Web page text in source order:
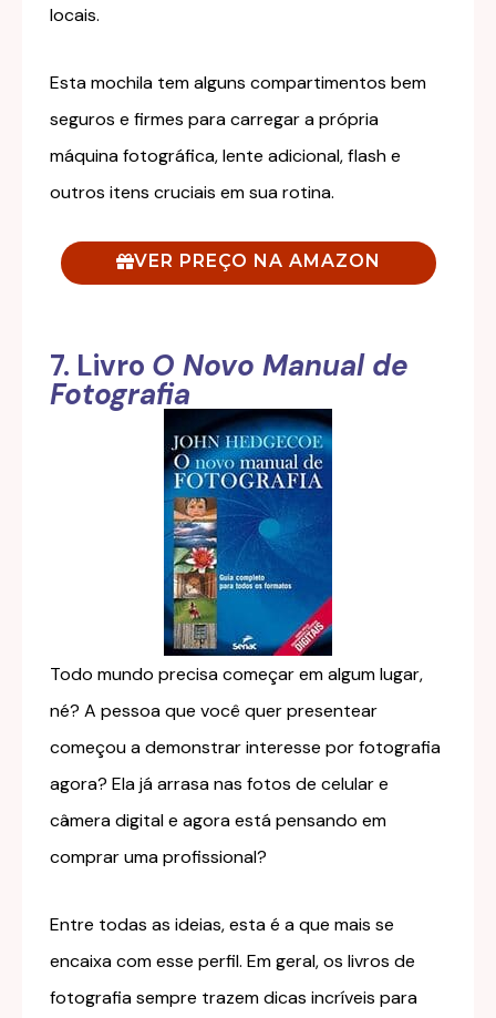
locais.
Esta mochila tem alguns compartimentos bem
seguros e firmes para carregar a própria
máquina fotográfica, lente adicional, flash e
outros itens cruciais em sua rotina.
VER PREÇO NA AMAZON
7. Livro O Novo Manual de
Fotografia
Todo mundo precisa começar em algum lugar,
né? A pessoa que você quer presentear
começou a demonstrar interesse por fotografia
agora? Ela já arrasa nas fotos de celular e
câmera digital e agora está pensando em
comprar uma profissional?
Entre todas as ideias, esta é a que mais se
encaixa com esse perfil. Em geral, os livros de
fotografia sempre trazem dicas incríveis para